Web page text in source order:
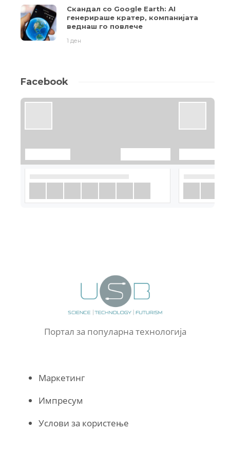
Скандал со Google Earth: AI
генерираше кратер, компанијата
веднаш го повлече
1 ден
Facebook
Портал за популарна технологија
Маркетинг
Импресум
Услови за користење